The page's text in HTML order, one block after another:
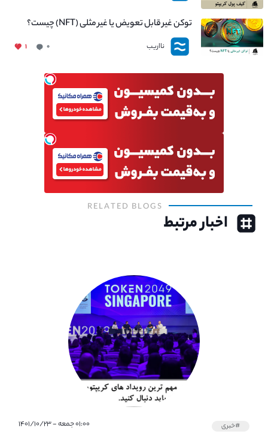
توکن غیر قابل تعویض یا غیر مثلی (NFT) چیست؟
نااریب ۰ ۱
RELATED BLOGS
اخبار مرتبط
#خبری ۰۱:۰۰ جمعه - ۱۴۰۱/۱۰/۲۳